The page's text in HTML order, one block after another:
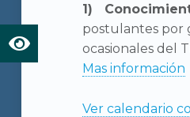
postulantes por
ocasionales del
Mas información
Ver calendario